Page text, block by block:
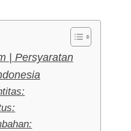
| Persyaratan